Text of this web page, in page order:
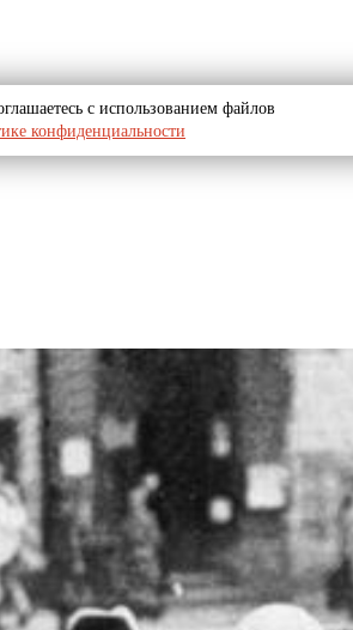
с использованием файлов
конфиденциальности